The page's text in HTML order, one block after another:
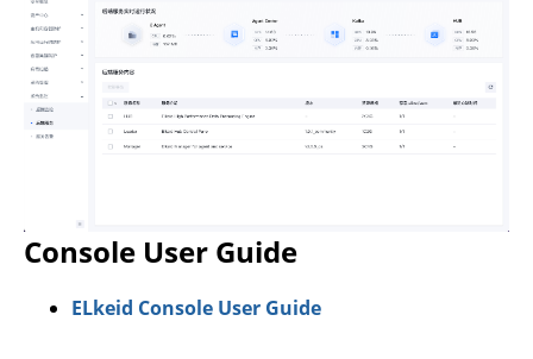
Console User Guide
ELkeid Console User Guide